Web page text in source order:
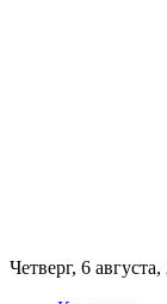
Четверг, 6